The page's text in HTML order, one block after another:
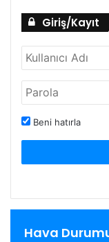
Giriş/Kayıt
Beni hatırla
Hava